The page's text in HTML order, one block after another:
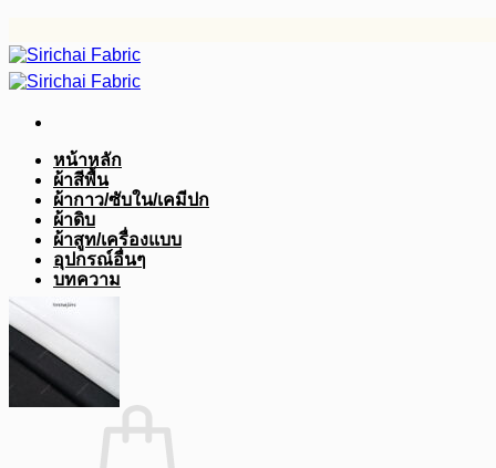
ไป
ยัง
หน้าหลัก
ผ้าสีพื้น
ผ้ากาว/ซับใน/เคมีปก
ผ้าดิบ
ผ้าสูท/เครื่องแบบ
อุปกรณ์อื่นๆ
บทความ
฿0.00 0